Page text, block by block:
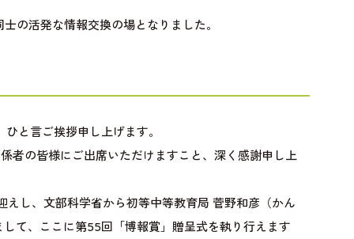
の活発な情報交換の場となりました。
と言ご挨拶申し上げます。
者の皆様にご出席いただけますこと、深く感謝申し上
し、文部科学省から初等中等教育局 菅野和彦（かん
て、ここに第55回「博報賞」贈呈式を執り行えます